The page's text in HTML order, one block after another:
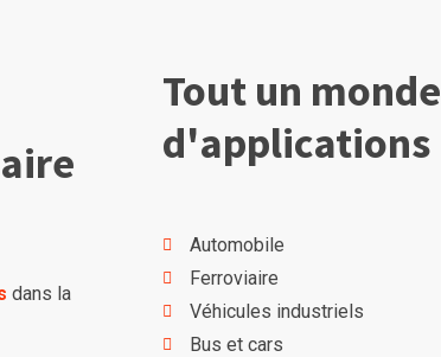
dans la
Tout un monde
d'applications
Automobile
Ferroviaire
Véhicules industriels
Bus et cars